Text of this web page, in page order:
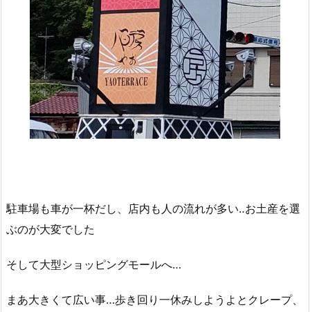
駐車場も車が一杯だし、店内も人の流れが多い‥お土産を選
ぶのが大変でした
そして大型ショッピングモールへ…
まあ大きくて広い事…歩き回り一休みしようよとクレープ、